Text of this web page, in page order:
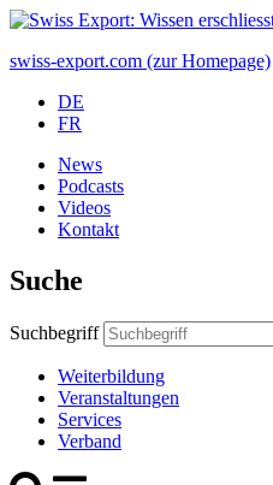
swiss-export.com (zur Homepage)
DE
FR
News
Podcasts
Videos
Kontakt
Suche
Suchbegriff
Weiterbildung
Veranstaltungen
Services
Verband